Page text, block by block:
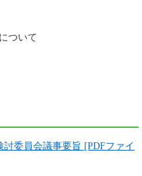
ついて
委員会議事要旨 [PDFファイ